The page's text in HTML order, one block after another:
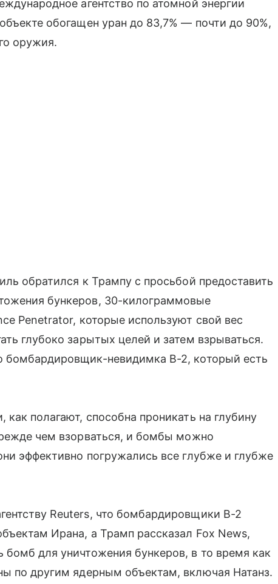
агентство по атомной энергии
обогащен уран до 83,7% — почти до 90%,
оружия.
обратился к Трампу с просьбой предоставить
бункеров, 30-килограммовые
Penetrator, которые используют свой вес
глубоко зарытых целей и затем взрываться.
бомбардировщик-невидимка B-2, который есть
полагают, способна проникать на глубину
чем взорваться, и бомбы можно
эффективно погружались все глубже и глубже
Reuters, что бомбардировщики B-2
Ирана, а Трамп рассказал Fox News,
для уничтожения бункеров, в то время как
по другим ядерным объектам, включая Натанз.